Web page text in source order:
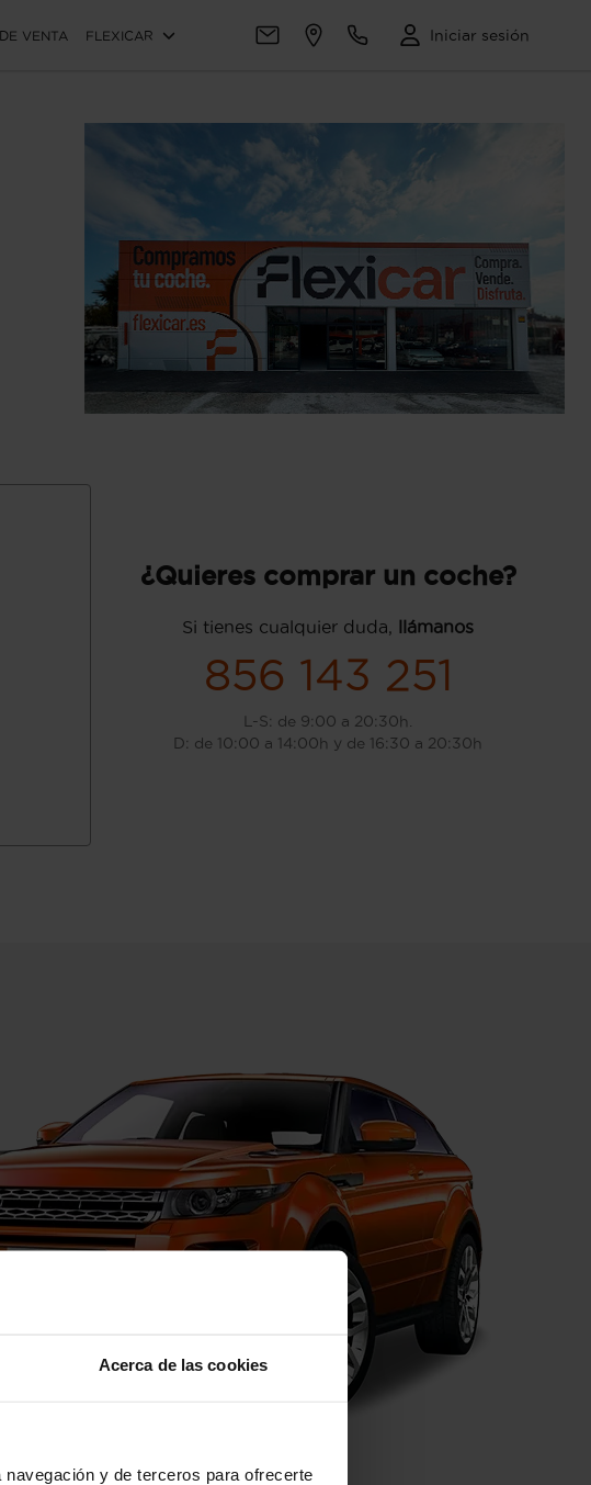
Acerca de las cookies
y de terceros para ofrecerte
VENTA FLEXICAR Iniciar sesión
¿Quieres comprar un coche?
Si tienes cualquier duda, llámanos
856 143 251
L-S: de 9:00 a 20:30h.
D: de 10:00 a 14:00h y de 16:30 a 20:30h